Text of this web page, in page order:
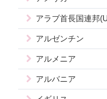
アラブ首長国連邦
アルゼンチン
アルメニア
アルバニア